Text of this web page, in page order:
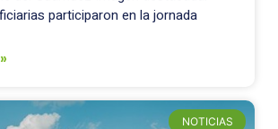
participaron en la jornada
NOTICIAS